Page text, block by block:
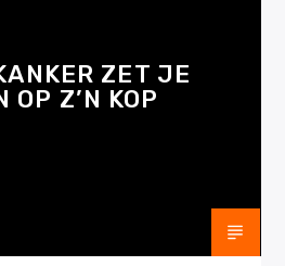
ZET JE
OP Z’N KOP